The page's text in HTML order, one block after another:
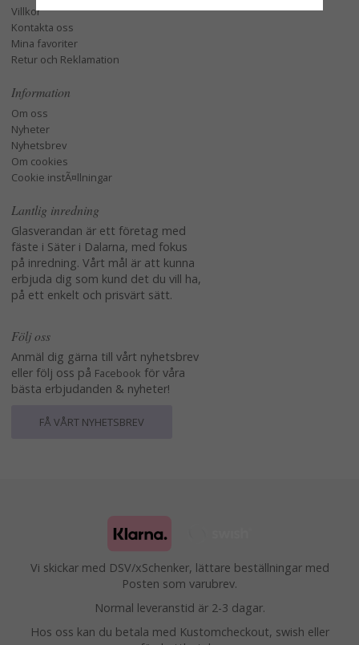
Villkor
Kontakta oss
Mina favoriter
Retur och Reklamation
Information
Om oss
Nyheter
Nyhetsbrev
Om cookies
Cookie instÃ¤llningar
Lantlig inredning
Glasverandan är ett företag med
fäste i Säter i Dalarna, med fokus
på inredning. Vårt mål är att kunna
erbjuda dig som kund det du vill ha,
på ett enkelt och prisvärt sätt.
Följ oss
Anmäl dig gärna till vårt nyhetsbrev
eller följ oss på Facebook för våra
bästa erbjudanden & nyheter!
FÅ VÅRT NYHETSBREV
Vi skickar med DSV/xSchenker, lättare beställningar med
Posten som varubrev.
Normal leveranstid är 2-3 dagar.
Hos oss kan du betala med Kustomcheckout, swish eller